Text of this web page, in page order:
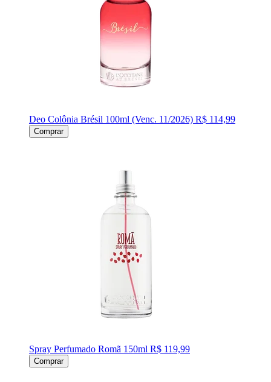
Deo Colônia Brésil 100ml (Venc. 11/2026) R$ 114,99
Comprar
Spray Perfumado Romã 150ml R$ 119,99
Comprar